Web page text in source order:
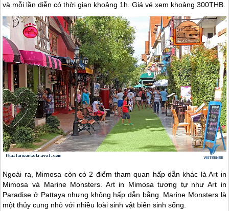
và mỗi lần diễn có thời gian khoảng 1h. Giá vé xem khoảng 300THB.
Ngoài ra, Mimosa còn có 2 điểm tham quan hấp dẫn khác là Art in
Mimosa và Marine Monsters. Art in Mimosa tương tự như Art in
Paradise ở Pattaya nhưng không hấp dẫn bằng. Marine Monsters là
một thủy cung nhỏ với nhiều loài sinh vật biển sinh sống.